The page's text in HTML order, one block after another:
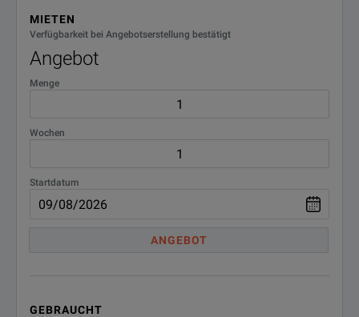
MIETEN
Verfügbarkeit bei Angebotserstellung bestätigt
Angebot
Menge
Wochen
Startdatum
ANGEBOT
GEBRAUCHT